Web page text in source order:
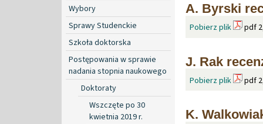
Wybory
Sprawy Studenckie
Szkoła doktorska
Postępowania w sprawie
nadania stopnia naukowego
Doktoraty
Wszczęte po 30
kwietnia 2019 r.
A. Byrski
Pobierz plik pdf
J. Rak
Pobierz plik pdf
K.